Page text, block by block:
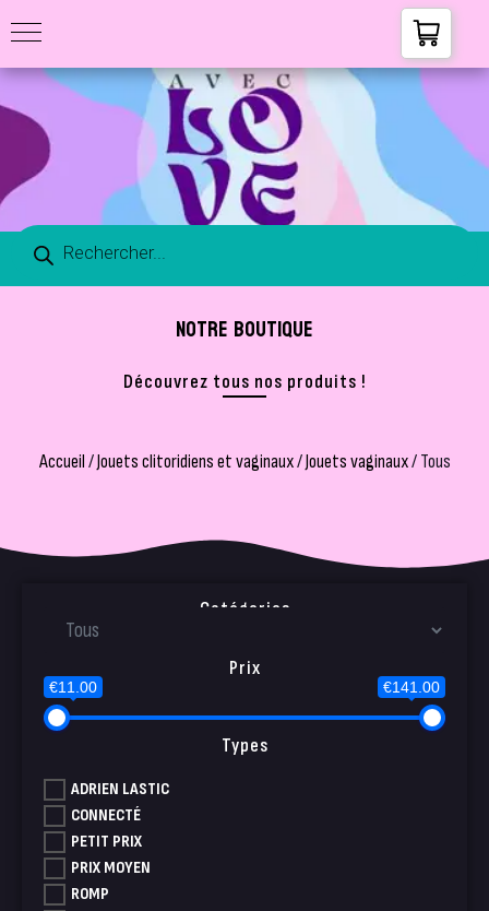
NOTRE BOUTIQUE
Découvrez tous nos produits !
Accueil/Jouets clitoridiens et vaginaux/Jouets vaginaux/ Tous
Catégories
Prix
€11.00 €141.00
Types
ADRIEN LASTIC
CONNECTÉ
PETIT PRIX
PRIX MOYEN
ROMP